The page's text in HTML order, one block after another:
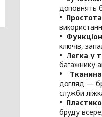
доповнять
ключів,
Легка у
багажнику
догляд —
служби
бруду